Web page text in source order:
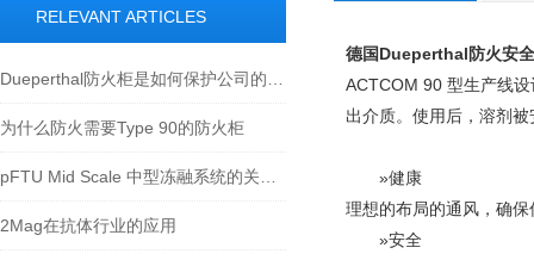
RELEVANT ARTICLES
为什么防火需要Type 90的防火柜
2Mag在抗体行业的应用
德国Dueperthal防火安
ACTCOM 90 型生产线
出介质。使用后，溶剂
»健康
理想的布局的通风，确
»安全